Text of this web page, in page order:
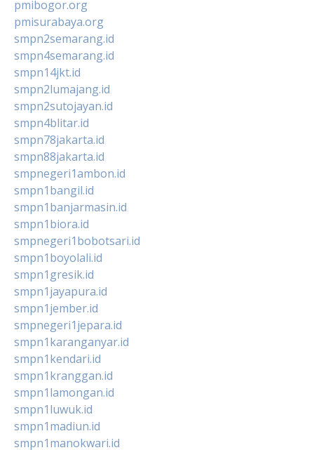
pmibogor.org
pmisurabaya.org
smpn2semarang.id
smpn4semarang.id
smpn14jkt.id
smpn2lumajang.id
smpn2sutojayan.id
smpn4blitar.id
smpn78jakarta.id
smpn88jakarta.id
smpnegeri1ambon.id
smpn1bangil.id
smpn1banjarmasin.id
smpn1biora.id
smpnegeri1bobotsari.id
smpn1boyolali.id
smpn1gresik.id
smpn1jayapura.id
smpn1jember.id
smpnegeri1jepara.id
smpn1karanganyar.id
smpn1kendari.id
smpn1kranggan.id
smpn1lamongan.id
smpn1luwuk.id
smpn1madiun.id
smpn1manokwari.id